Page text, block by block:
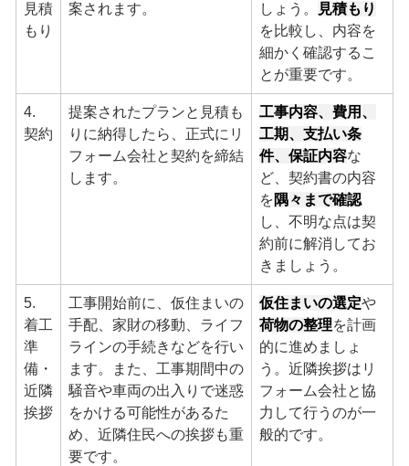
見積
もり
案されます。
しょう。
見積もり
を比較し、内容を
細かく確認するこ
とが重要です。
4.
契約
提案されたプランと見積も
りに納得したら、正式にリ
フォーム会社と契約を締結
します。
工事内容、費用、
工期、支払い条
件、保証内容な
ど、契約書の内容
を隅々まで確認
し、不明な点は契
約前に解消してお
きましょう。
5.
着工
準
備・
近隣
挨拶
工事開始前に、仮住まいの
手配、家財の移動、ライフ
ラインの手続きなどを行い
ます。また、工事期間中の
騒音や車両の出入りで迷惑
をかける可能性があるた
め、近隣住民への挨拶も重
要です。
仮住まいの選定や
荷物の整理を計画
的に進めましょ
う。近隣挨拶はリ
フォーム会社と協
力して行うのが一
般的です。